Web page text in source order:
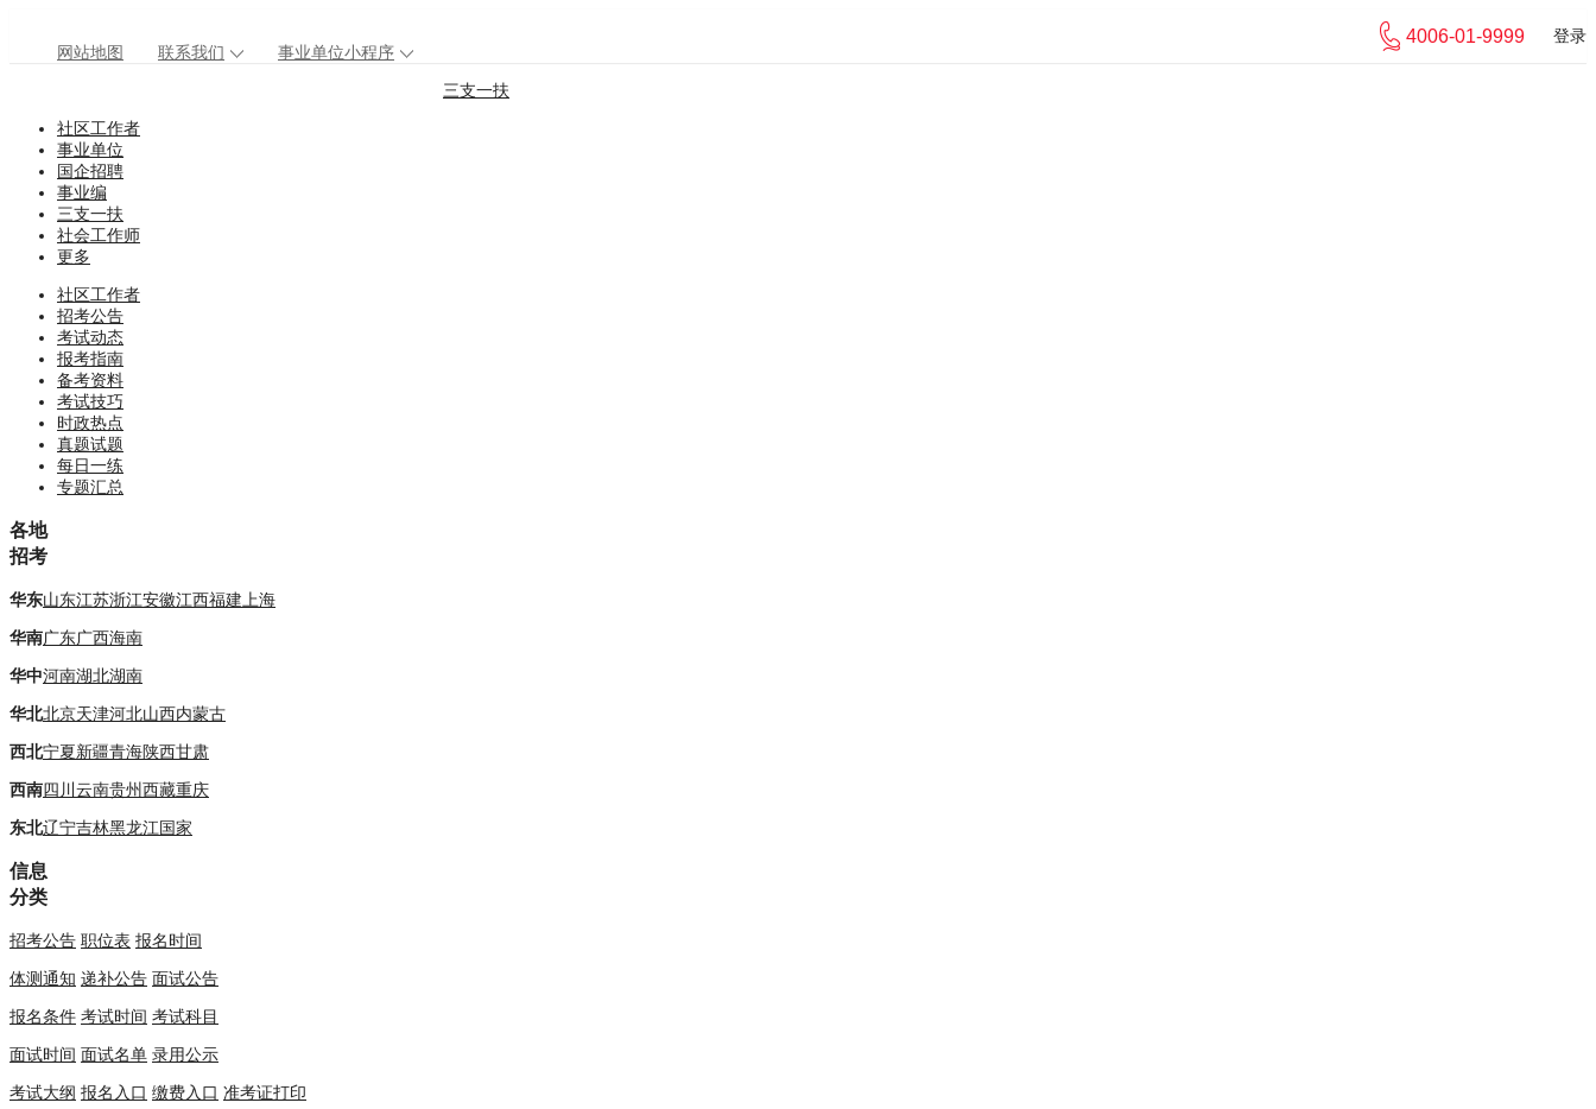
网站地图 联系我们 事业单位小程序
4006-01-9999 登录
三支一扶
社区工作者
事业单位
国企招聘
事业编
三支一扶
社会工作师
更多
社区工作者
招考公告
考试动态
报考指南
备考资料
考试技巧
时政热点
真题试题
每日一练
专题汇总
各地
招考
华东山东江苏浙江安徽江西福建 上海
华南广东广西海南
华中河南湖北湖南
华北北京天津河北山西内蒙古
西北宁夏新疆青海陕西甘肃
西南四川 云南贵州西藏重庆
东北辽宁吉林黑龙江国家
信息
分类
招考公告 职位表 报名时间
体测通知 递补公告 面试公告
报名条件 考试时间 考试科目
面试时间 面试名单 录用公示
考试大纲 报名入口 缴费入口 准考证打印